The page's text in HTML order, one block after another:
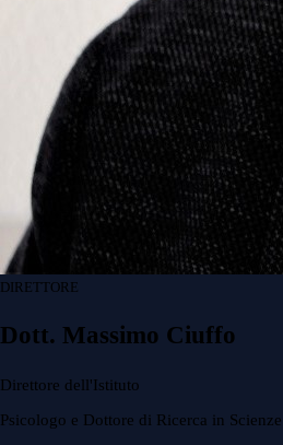
DIRETTORE
Dott. Massimo Ciuffo
Direttore dell'Istituto
Psicologo e Dottore di Ricerca in